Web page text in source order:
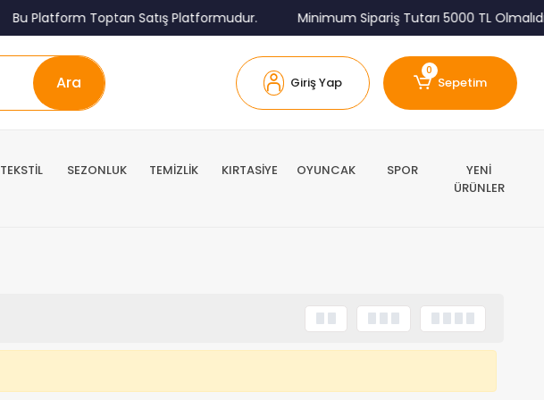
Bu Platform Toptan Satış Platformudur. Minimum Sipariş Tutarı 5000 TL
Ara Giriş Yap
0
Sepetim
TEKSTİL SEZONLUK TEMİZLİK KIRTASİYE OYUNCAK SPOR
YENİ
ÜRÜNLER